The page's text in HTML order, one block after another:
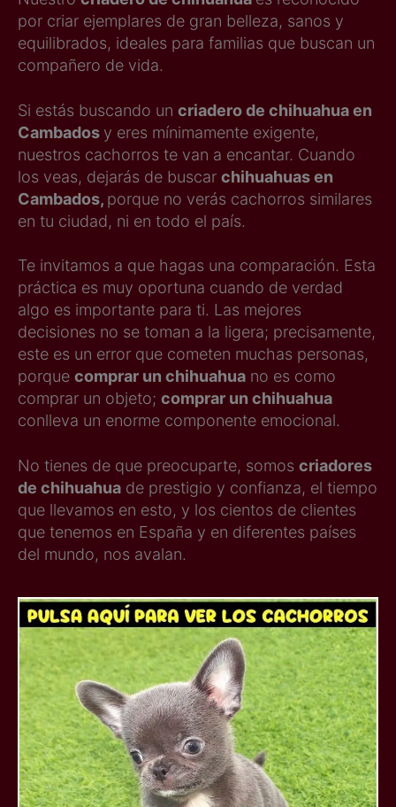
por criar ejemplares de gran belleza, sanos y
equilibrados, ideales para familias que buscan un
compañero de vida.
Si estás buscando un criadero de chihuahua en
Cambados y eres mínimamente exigente,
nuestros cachorros te van a encantar. Cuando
los veas, dejarás de buscar chihuahuas en
Cambados, porque no verás cachorros similares
en tu ciudad, ni en todo el país.
Te invitamos a que hagas una comparación. Esta
práctica es muy oportuna cuando de verdad
algo es importante para ti. Las mejores
decisiones no se toman a la ligera; precisamente,
este es un error que cometen muchas personas,
porque comprar un chihuahua no es como
comprar un objeto; comprar un chihuahua
conlleva un enorme componente emocional.
No tienes de que preocuparte, somos criadores
de chihuahua de prestigio y confianza, el tiempo
que llevamos en esto, y los cientos de clientes
que tenemos en España y en diferentes países
del mundo, nos avalan.